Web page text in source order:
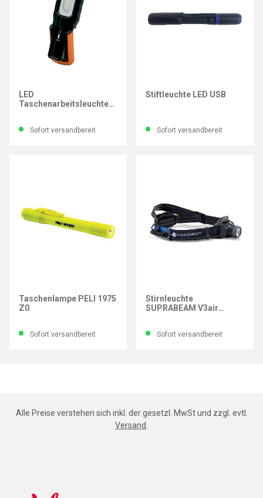
LED
Taschenarbeitsleuchte
Sofort versandbereit
Stiftleuchte LED USB
Sofort versandbereit
Taschenlampe PELI 1975
Z0
Sofort versandbereit
Stirnleuchte
SUPRABEAM V3air
Sofort versandbereit
Alle Preise verstehen sich inkl. der gesetzl. MwSt und zzgl. evtl.
Versand